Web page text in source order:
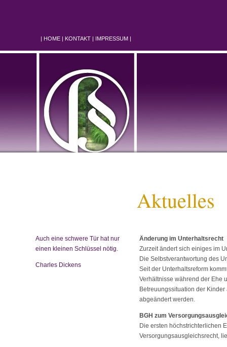
| HOME | KONTAKT | IMPRESSUM |
Aktuelles
Auch eine schwere Tür hat nur
einen kleinen Schlüssel nötig.
Charles Dickens
Änderung im Unterhaltsrecht
Zurzeit ändert sich einiges im
Die Selbstverantwortung des
Seit der Unterhaltsreform
Verhältnisse während der Ehe
Betreuungssituation der Kinder
abgeändert werden.
BGH zum
Die ersten höchstrichterlichen
Versorgungsausgleichsrecht,